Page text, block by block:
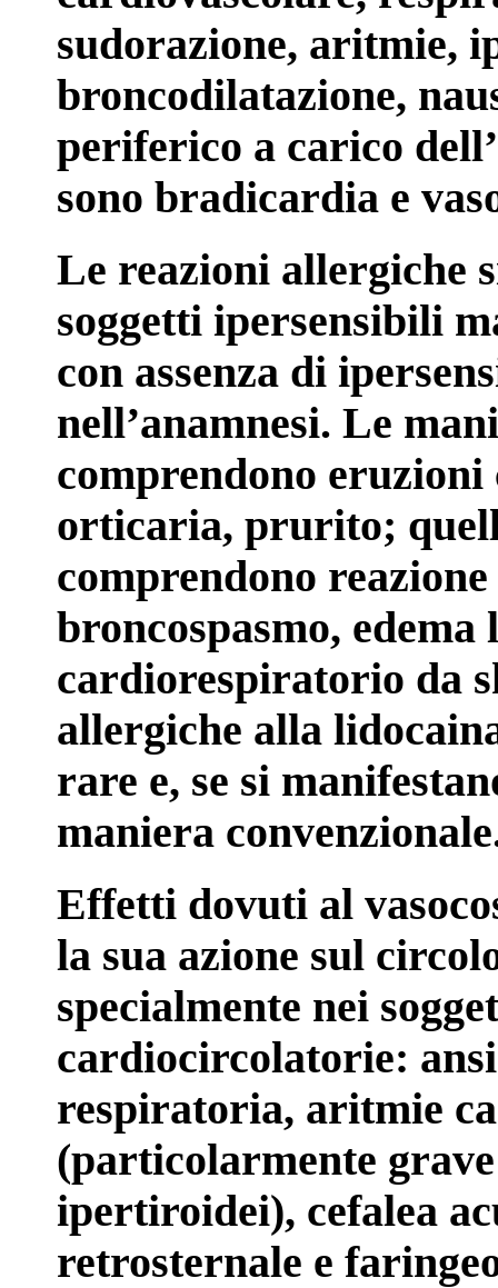
sudorazione, aritmie,
broncodilatazione,
periferico a carico
sono bradicardia e
Le reazioni allergiche
soggetti ipersensibili
con assenza di
nell’anamnesi. Le
comprendono
orticaria, prurito;
comprendono
broncospasmo,
cardiorespiratorio da
allergiche alla
rare e, se si
maniera
Effetti dovuti al
la sua azione sul
specialmente nei
cardiocircolatorie:
respiratoria, aritmie
(particolarmente
ipertiroidei), cefalea
retrosternale e